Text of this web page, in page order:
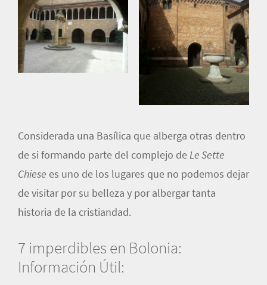
Considerada una Basílica que alberga otras dentro
de si formando parte del complejo deLe Sette
Chiese es uno de los lugares que no podemos dejar
de visitar por su belleza y por albergar tanta
historia de la cristiandad.
7 imperdibles en Bolonia:
Información Útil: